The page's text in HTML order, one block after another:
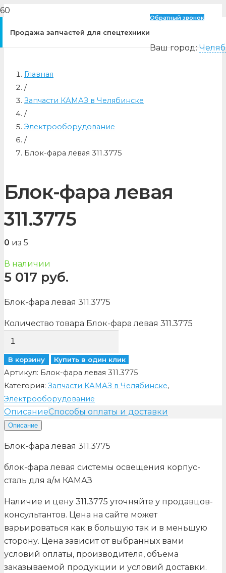
Продажа запчастей для спецтехники
Обратный звонок
Ваш город:
Главная
/
Запчасти КАМАЗ в Челябинске
/
Электрооборудование
/
Блок-фара левая 311.3775
Блок-фара левая
311.3775
0 из 5
В наличии
5 017 руб.
Блок-фара левая 311.3775
Количество товара Блок-фара левая 311.3775
В корзину Купить в один клик
Артикул: Блок-фара левая 311.3775
Категория: Запчасти КАМАЗ в Челябинске,
Электрооборудование
ОписаниеСпособы оплаты и доставки
Описание
Блок-фара левая 311.3775
блок-фара левая системы освещения корпус-
сталь для а/м КАМАЗ
Наличие и цену 311.3775 уточняйте у продавцов-
консультантов. Цена на сайте может
варьироваться как в большую так и в меньшую
сторону. Цена зависит от выбранных вами
условий оплаты, производителя, объема
заказываемой продукции и условий доставки.